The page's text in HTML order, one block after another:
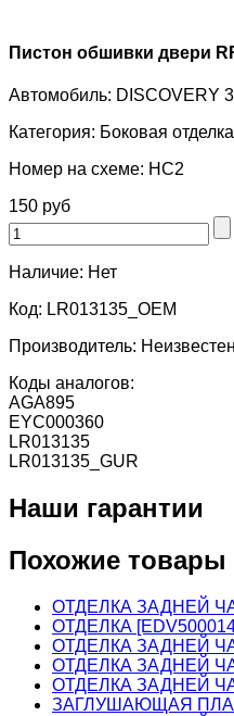
Пистон обшивки двери
Автомобиль: DISCOVERY
Категория: Боковая
Номер на схеме: HC2
150 руб
Наличие: Нет
Код: LR013135_OEM
Производитель: Неизвестен
Коды аналогов:
AGA895
EYC000360
LR013135
LR013135_GUR
Наши гарантии
Похожие товары
ОТДЕЛКА ЗАДНЕЙ
ОТДЕЛКА
ОТДЕЛКА ЗАДНЕЙ
ОТДЕЛКА ЗАДНЕЙ
ОТДЕЛКА ЗАДНЕЙ
ЗАГЛУШАЮЩАЯ